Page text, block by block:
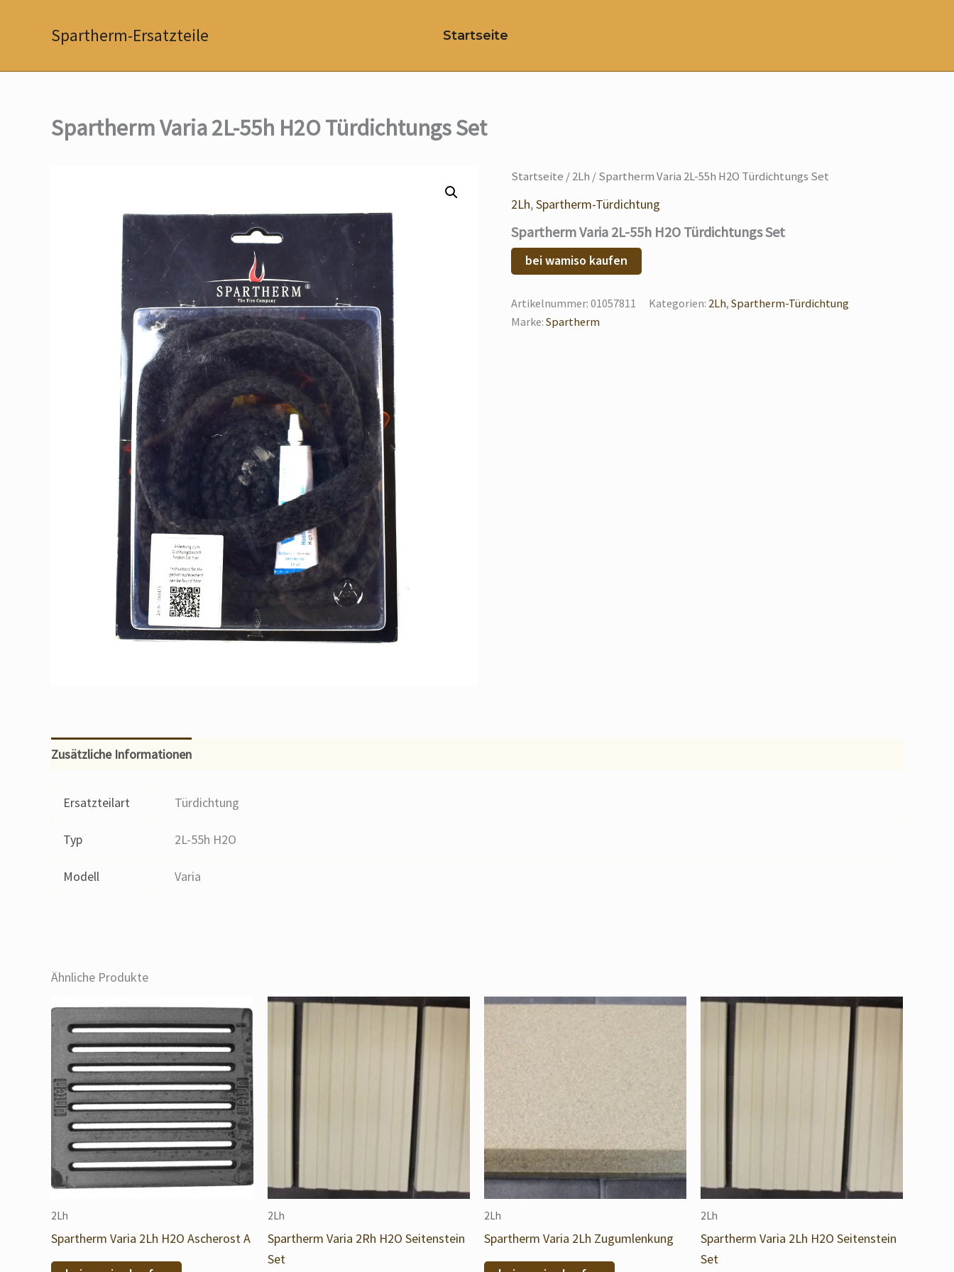
Spartherm-Ersatzteile Startseite
Spartherm Varia 2L-55h H2O Türdichtungs Set
Startseite /2Lh / Spartherm Varia 2L-55h H2O Türdichtungs Set
2Lh,Spartherm-Türdichtung
Spartherm Varia 2L-55h H2O Türdichtungs Set
bei wamiso kaufen
Artikelnummer: 01057811 Kategorien: 2Lh, Spartherm-Türdichtung
Marke: Spartherm
Zusätzliche Informationen
Ersatzteilart Türdichtung
Typ 2L-55h H2O
Modell Varia
Ähnliche Produkte
2Lh
Spartherm Varia 2Lh H2O Ascherost A
2Lh
Spartherm Varia 2Rh H2O Seitenstein
Set
2Lh
Spartherm Varia 2Lh Zugumlenkung
2Lh
Spartherm Varia 2Lh H2O Seitenstein
Set